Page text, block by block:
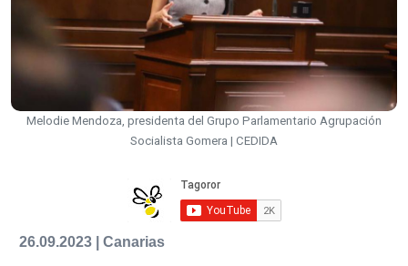
Melodie Mendoza, presidenta del Grupo Parlamentario Agrupación
Socialista Gomera | CEDIDA
26.09.2023 | Canarias